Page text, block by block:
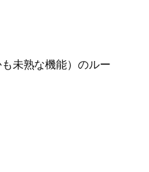
未熟な機能）のルー